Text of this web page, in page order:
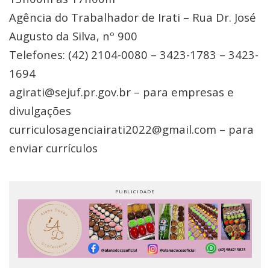
Agência do Trabalhador de Irati – Rua Dr. José
Augusto da Silva, nº 900
Telefones: (42) 2104-0080 – 3423-1783 – 3423-
1694
agirati@sejuf.pr.gov.br – para empresas e
divulgações
curriculosagenciairati2022@gmail.com – para
enviar currículos